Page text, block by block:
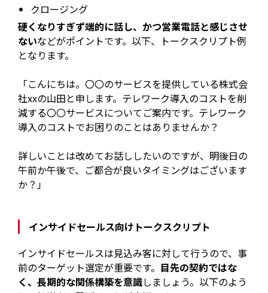
クロージング
硬くなりすぎず端的に話し、かつ営業電話と感じさせ
ないなどがポイントです。以下、トークスクリプト例
となります。
「こんにちは。〇〇のサービスを提供している株式会
社xxの山田と申します。テレワーク導入のコストを削
減する〇〇サービスについてご案内です。テレワーク
導入のコストでお困りのことはありませんか？
詳しいことは改めてお話ししたいのですが、明後日の
午前か午後で、ご都合が良いタイミングはございます
か？」
インサイドセールス向けトークスクリプト
インサイドセールスは見込み客に対して行うので、事
前のターゲット選定が重要です。 目先の契約ではな
く、長期的な関係構築を意識しましょう。以下のよう